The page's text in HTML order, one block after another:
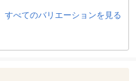
すべてのバリエーションを見る